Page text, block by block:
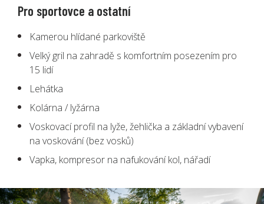
Pro sportovce a ostatní
Kamerou hlídané parkoviště
Velký gril na zahradě s komfortním posezením pro
15 lidí
Lehátka
Kolárna / lyžárna
Voskovací profil na lyže, žehlička a základní vybavení
na voskování (bez vosků)
Vapka, kompresor na nafukování kol, nářadí